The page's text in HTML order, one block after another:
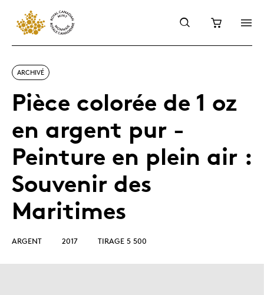
ARCHIVÉ
Pièce colorée de 1 oz
en argent pur -
Peinture en plein air :
Souvenir des
Maritimes
ARGENT 2017 TIRAGE 5 500